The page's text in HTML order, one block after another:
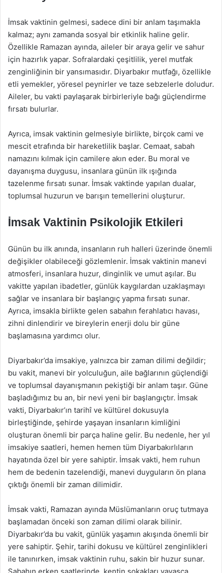
İmsak vaktinin gelmesi, sadece dini bir anlam taşımakla
kalmaz; aynı zamanda sosyal bir etkinlik haline gelir.
Özellikle Ramazan ayında, aileler bir araya gelir ve sahur
için hazırlık yapar. Sofralardaki çeşitlilik, yerel mutfak
zenginliğinin bir yansımasıdır. Diyarbakır mutfağı, özellikle
etli yemekler, yöresel peynirler ve taze sebzelerle doludur.
Aileler, bu vakti paylaşarak birbirleriyle bağı güçlendirme
fırsatı bulurlar.
Ayrıca, imsak vaktinin gelmesiyle birlikte, birçok cami ve
mescit etrafında bir hareketlilik başlar. Cemaat, sabah
namazını kılmak için camilere akın eder. Bu moral ve
dayanışma duygusu, insanlara günün ilk ışığında
tazelenme fırsatı sunar. İmsak vaktinde yapılan dualar,
toplumsal huzurun ve barışın temellerini oluşturur.
İmsak Vaktinin Psikolojik Etkileri
Günün bu ilk anında, insanların ruh halleri üzerinde önemli
değişikler olabileceği gözlemlenir. İmsak vaktinin manevi
atmosferi, insanlara huzur, dinginlik ve umut aşılar. Bu
vakitte yapılan ibadetler, günlük kaygılardan uzaklaşmayı
sağlar ve insanlara bir başlangıç yapma fırsatı sunar.
Ayrıca, imsakla birlikte gelen sabahın ferahlatıcı havası,
zihni dinlendirir ve bireylerin enerji dolu bir güne
başlamasına yardımcı olur.
Diyarbakır’da imsakiye, yalnızca bir zaman dilimi değildir;
bu vakit, manevi bir yolculuğun, aile bağlarının güçlendiği
ve toplumsal dayanışmanın pekiştiği bir anlam taşır. Güne
başladığımız bu an, bir nevi yeni bir başlangıçtır. İmsak
vakti, Diyarbakır’ın tarihî ve kültürel dokusuyla
birleştiğinde, şehirde yaşayan insanların kimliğini
oluşturan önemli bir parça haline gelir. Bu nedenle, her yıl
imsakiye saatleri, hemen hemen tüm Diyarbakırlıların
hayatında özel bir yere sahiptir. İmsak vakti, hem ruhun
hem de bedenin tazelendiği, manevi duyguların ön plana
çıktığı önemli bir zaman dilimidir.
İmsak vakti, Ramazan ayında Müslümanların oruç tutmaya
başlamadan önceki son zaman dilimi olarak bilinir.
Diyarbakır’da bu vakit, günlük yaşamın akışında önemli bir
yere sahiptir. Şehir, tarihi dokusu ve kültürel zenginlikleri
ile tanınırken, imsak vaktinin ruhu, sakin bir huzur sunar.